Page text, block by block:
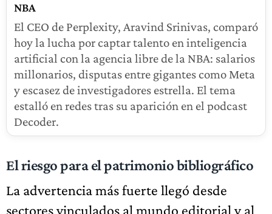
NBA
El CEO de Perplexity, Aravind Srinivas, comparó
hoy la lucha por captar talento en inteligencia
artificial con la agencia libre de la NBA: salarios
millonarios, disputas entre gigantes como Meta
y escasez de investigadores estrella. El tema
estalló en redes tras su aparición en el podcast
Decoder.
El riesgo para el patrimonio bibliográfico
La advertencia más fuerte llegó desde
sectores vinculados al mundo editorial y al